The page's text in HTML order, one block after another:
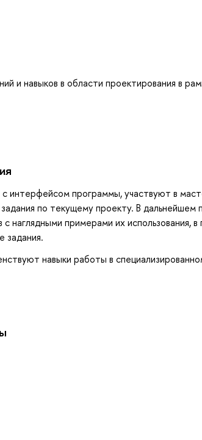
и навыков в области проектирования в
с интерфейсом программы, участвуют в
по текущему проекту. В дальнейшем
наглядными примерами их использования,
задания.
навыки работы в